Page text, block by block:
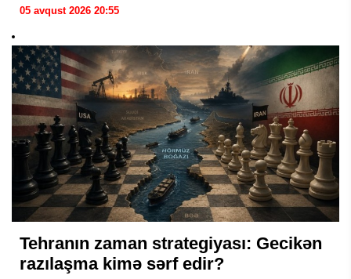
05 avqust 2026 20:55
Tehranın zaman strategiyası: Gecikən
razılaşma kimə sərf edir?